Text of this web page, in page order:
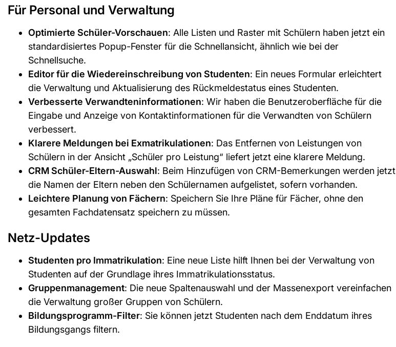
Für Personal und Verwaltung
Optimierte Schüler-Vorschauen: Alle Listen und Raster mit Schülern haben jetzt ein
standardisiertes Popup-Fenster für die Schnellansicht, ähnlich wie bei der
Schnellsuche.
Editor für die Wiedereinschreibung von Studenten: Ein neues Formular erleichtert
die Verwaltung und Aktualisierung des Rückmeldestatus eines Studenten.
Verbesserte Verwandteninformationen: Wir haben die Benutzeroberfläche für die
Eingabe und Anzeige von Kontaktinformationen für die Verwandten von Schülern
verbessert.
Klarere Meldungen bei Exmatrikulationen: Das Entfernen von Leistungen von
Schülern in der Ansicht „Schüler pro Leistung“ liefert jetzt eine klarere Meldung.
CRM Schüler-Eltern-Auswahl: Beim Hinzufügen von CRM-Bemerkungen werden jetzt
die Namen der Eltern neben den Schülernamen aufgelistet, sofern vorhanden.
Leichtere Planung von Fächern: Speichern Sie Ihre Pläne für Fächer, ohne den
gesamten Fachdatensatz speichern zu müssen.
Netz-Updates
Studenten pro Immatrikulation: Eine neue Liste hilft Ihnen bei der Verwaltung von
Studenten auf der Grundlage ihres Immatrikulationsstatus.
Gruppenmanagement: Die neue Spaltenauswahl und der Massenexport vereinfachen
die Verwaltung großer Gruppen von Schülern.
Bildungsprogramm-Filter: Sie können jetzt Studenten nach dem Enddatum ihres
Bildungsgangs filtern.